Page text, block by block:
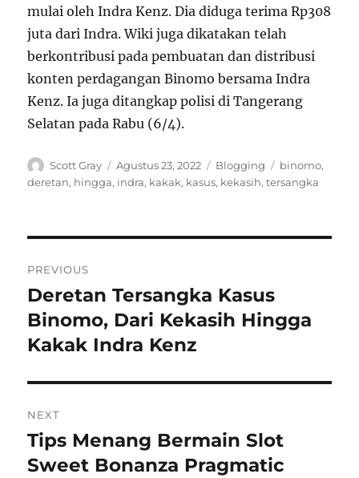
mulai oleh Indra Kenz. Dia diduga terima Rp308
juta dari Indra. Wiki juga dikatakan telah
berkontribusi pada pembuatan dan distribusi
konten perdagangan Binomo bersama Indra
Kenz. Ia juga ditangkap polisi di Tangerang
Selatan pada Rabu (6/4).
Author
Scott Gray
Posted
on
Agustus 23, 2022 Categories
Blogging Tags
binomo,
deretan, hingga, indra, kakak, kasus, kekasih,tersangka
pos
PREVIOUS
Previous
post:
Deretan Tersangka Kasus
Binomo, Dari Kekasih Hingga
Kakak Indra Kenz
NEXT
Next
post:
Tips Menang Bermain Slot
Sweet Bonanza Pragmatic